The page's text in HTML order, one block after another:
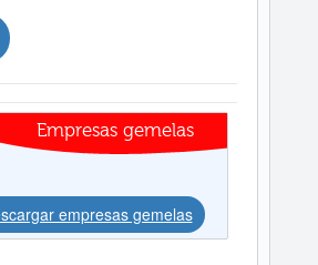
Empresas gemelas
empresas gemelas